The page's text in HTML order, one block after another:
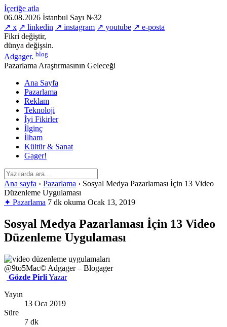
İçeriğe atla
06.08.2026 İstanbul Sayı №32
↗ x ↗ linkedin ↗ instagram ↗ youtube ↗ e-posta
Fikri değiştir,
dünya değişsin.
Adgager. blog
Pazarlama Araştırmasının Geleceği
Ana Sayfa
Pazarlama
Reklam
Teknoloji
İyi Fikirler
İlginç
İlham
Kültür & Sanat
Gager!
Ana sayfa › Pazarlama › Sosyal Medya Pazarlaması İçin 13 Video
Düzenleme Uygulaması
✦ Pazarlama 7 dk okuma Ocak 13, 2019
Sosyal Medya Pazarlaması İçin 13 Video
Düzenleme Uygulaması
@9to5Mac© Adgager – Blogager
Gözde PirliYazar
Yayın
13 Oca 2019
Süre
7 dk